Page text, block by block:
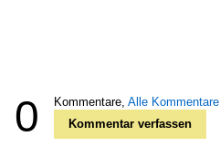
0 Kommentare, Alle Kommentare
Kommentar verfassen